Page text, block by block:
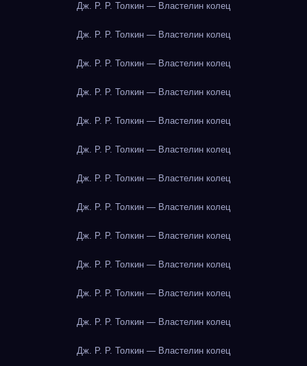
Дж. Р. Р. Толкин — Властелин колец
Дж. Р. Р. Толкин — Властелин колец
Дж. Р. Р. Толкин — Властелин колец
Дж. Р. Р. Толкин — Властелин колец
Дж. Р. Р. Толкин — Властелин колец
Дж. Р. Р. Толкин — Властелин колец
Дж. Р. Р. Толкин — Властелин колец
Дж. Р. Р. Толкин — Властелин колец
Дж. Р. Р. Толкин — Властелин колец
Дж. Р. Р. Толкин — Властелин колец
Дж. Р. Р. Толкин — Властелин колец
Дж. Р. Р. Толкин — Властелин колец
Дж. Р. Р. Толкин — Властелин колец